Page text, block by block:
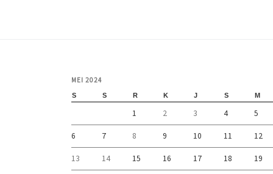
MEI 2024
S S R K J S M
1 2 3 4 5
6 7 8 9 10 11 12
13 14 15 16 17 18 19